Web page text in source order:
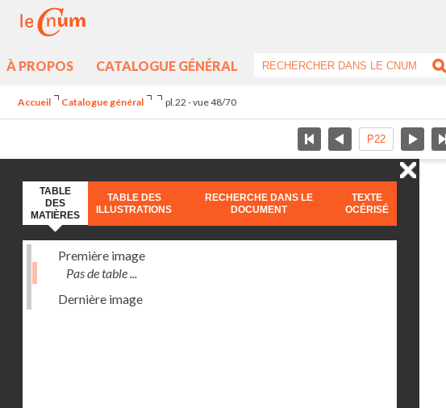
À PROPOS CATALOGUE GÉNÉRAL
Accueil Catalogue général pl.22 - vue 48/70
TABLE
DES
MATIÈRES
TABLE DES
ILLUSTRATIONS
RECHERCHE DANS LE
DOCUMENT
TEXTE
OCÉRISÉ
Première image
Pas de table ...
Dernière image